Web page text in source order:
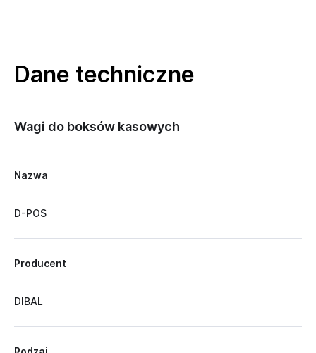
Dane techniczne
Wagi do boksów kasowych
Nazwa
D-POS
Producent
DIBAL